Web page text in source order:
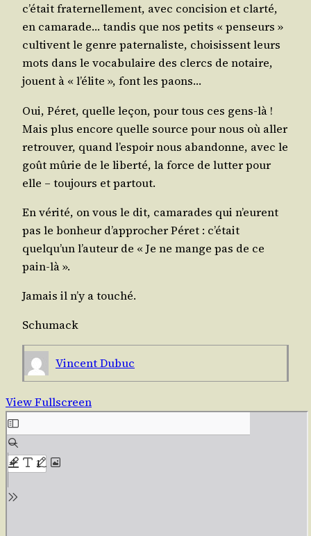
c’était fra­ter­nel­le­ment, avec conci­sion et clar­té,
en cama­rade… tan­dis que nos petits « pen­seurs »
cultivent le genre pater­na­liste, choi­sissent leurs
mots dans le voca­bu­laire des clercs de notaire,
jouent à « l’élite », font les paons…
Oui, Péret, quelle leçon, pour tous ces gens-là !
Mais plus encore quelle source pour nous où aller
retrou­ver, quand l’espoir nous aban­donne, avec le
goût mûrie de le liber­té, la force de lut­ter pour
elle – tou­jours et partout.
En véri­té, on vous le dit, cama­rades qui n’eurent
pas le bon­heur d’approcher Péret : c’était
quelqu’un l’auteur de « Je ne mange pas de ce
pain-là ».
Jamais il n’y a touché.
Schu­mack
Vincent Dubuc
View Fullscreen